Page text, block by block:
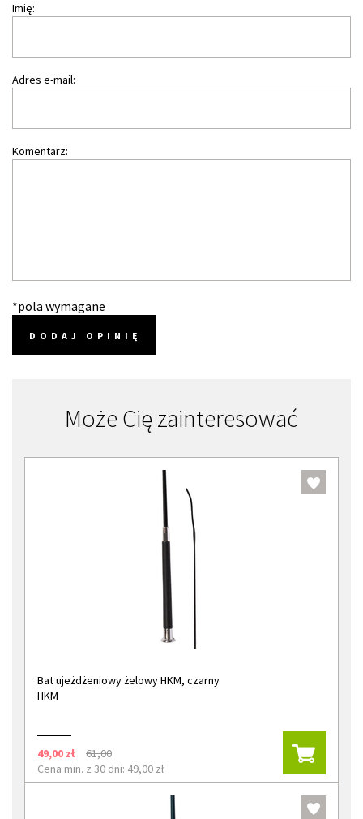
Imię:
Adres e-mail:
Komentarz:
*pola wymagane
DODAJ OPINIĘ
Może Cię zainteresować
Bat ujeżdżeniowy żelowy HKM, czarny
HKM
49,00 zł
61,00
Cena min. z 30 dni: 49,00 zł